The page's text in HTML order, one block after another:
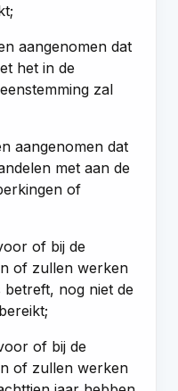
aangenomen dat
het in de
zal
aangenomen dat
met aan de
of
of bij de
of zullen werken
betreft, nog niet de
of bij de
of zullen werken